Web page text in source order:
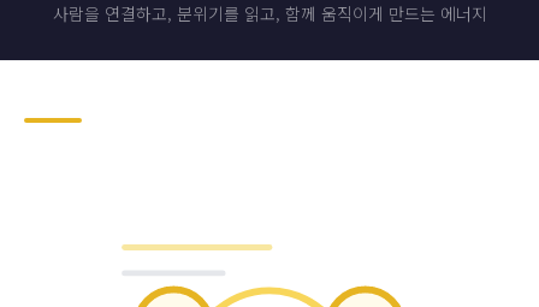
사람을 연결하고, 분위기를 읽고, 함께 움직이게 만드는 에너지